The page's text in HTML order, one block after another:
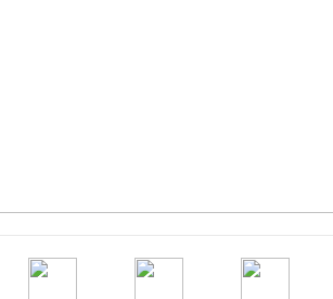
用于制作蓝光影碟 Blu-ray 的 MPEG-2 影片素
可在 VoToL 上播放的文件输出设置模板